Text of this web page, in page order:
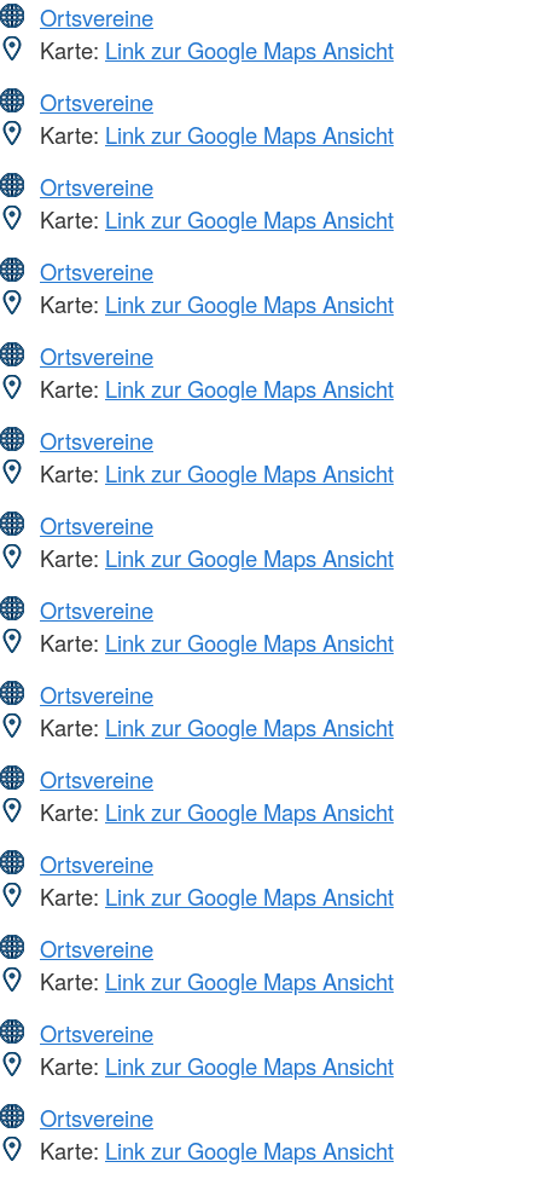
Ortsvereine
Karte: Link zur Google Maps Ansicht
Ortsvereine
Karte: Link zur Google Maps Ansicht
Ortsvereine
Karte: Link zur Google Maps Ansicht
Ortsvereine
Karte: Link zur Google Maps Ansicht
Ortsvereine
Karte: Link zur Google Maps Ansicht
Ortsvereine
Karte: Link zur Google Maps Ansicht
Ortsvereine
Karte: Link zur Google Maps Ansicht
Ortsvereine
Karte: Link zur Google Maps Ansicht
Ortsvereine
Karte: Link zur Google Maps Ansicht
Ortsvereine
Karte: Link zur Google Maps Ansicht
Ortsvereine
Karte: Link zur Google Maps Ansicht
Ortsvereine
Karte: Link zur Google Maps Ansicht
Ortsvereine
Karte: Link zur Google Maps Ansicht
Ortsvereine
Karte: Link zur Google Maps Ansicht